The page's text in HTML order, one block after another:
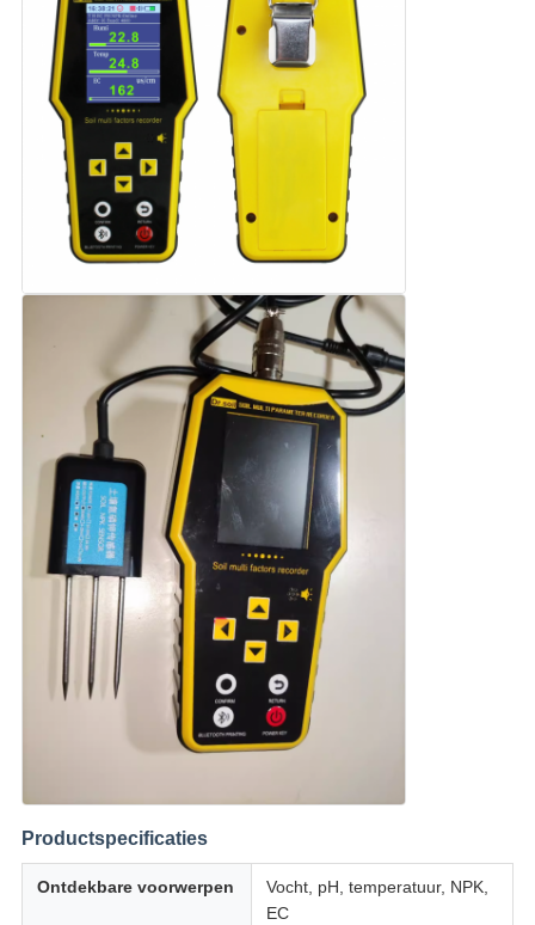
Productspecificaties
Ontdekbare voorwerpen
Vocht, pH, temperatuur, NPK,
EC